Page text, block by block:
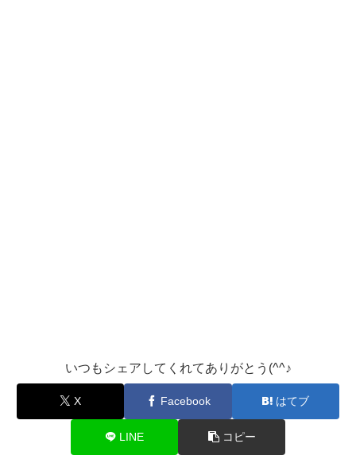
いつもシェアしてくれてありがとう(^^♪
X Facebook はてブ
LINE コピー